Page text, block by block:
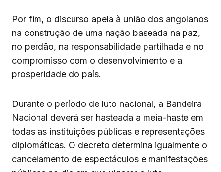
Por fim, o discurso apela à união dos angolanos
na construção de uma nação baseada na paz,
no perdão, na responsabilidade partilhada e no
compromisso com o desenvolvimento e a
prosperidade do país.
Durante o período de luto nacional, a Bandeira
Nacional deverá ser hasteada a meia-haste em
todas as instituições públicas e representações
diplomáticas. O decreto determina igualmente o
cancelamento de espectáculos e manifestações